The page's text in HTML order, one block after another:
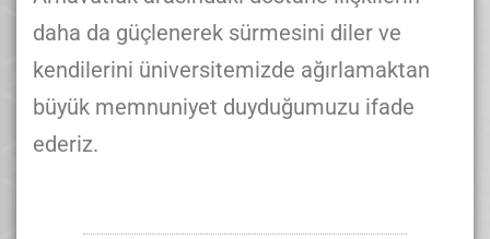
daha da güçlenerek sürmesini diler ve
kendilerini üniversitemizde ağırlamaktan
büyük memnuniyet duyduğumuzu ifade
ederiz.